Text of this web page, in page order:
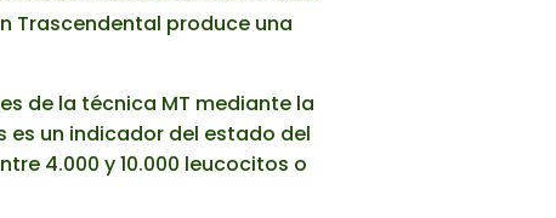
Trascendental produce una
de la técnica MT mediante la
un indicador del estado del
4.000 y 10.000 leucocitos o